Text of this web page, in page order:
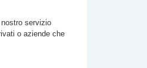
servizio
o aziende che